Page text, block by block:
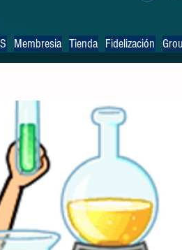
Membresia Tienda Fidelización